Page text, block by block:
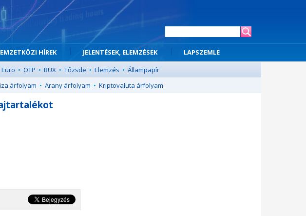
HÍREK JELENTÉSEK, ELEMZÉSEK
LAPSZEMLE
Euro • OTP • BUX • Tőzsde • Elemzés • Állampapír
árfolyam • Arany árfolyam • Kriptovaluta árfolyam